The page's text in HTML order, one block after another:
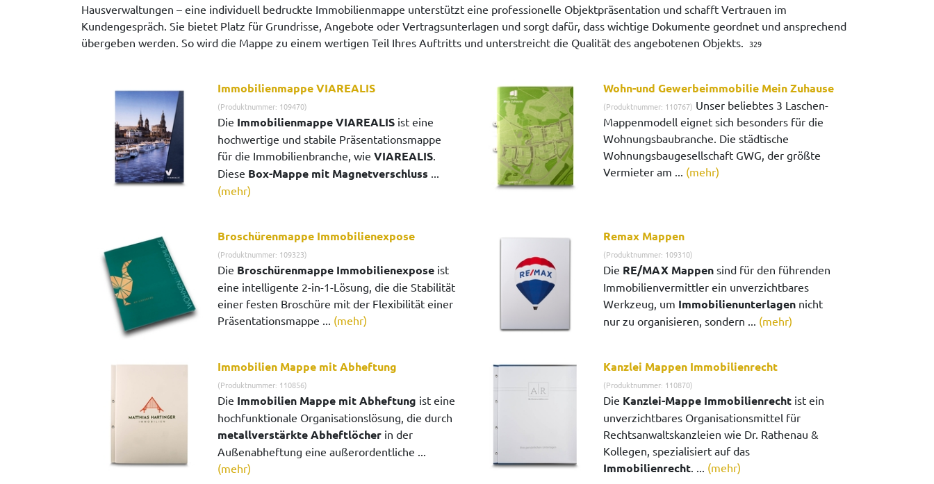
Hausverwaltungen – eine individuell bedruckte Immobilienmappe unterstützt eine professionelle Objektpräsentation und schafft Vertrauen im
Kundengespräch. Sie bietet Platz für Grundrisse, Angebote oder Vertragsunterlagen und sorgt dafür, dass wichtige Dokumente geordnet und ansprechend
übergeben werden. So wird die Mappe zu einem wertigen Teil Ihres Auftritts und unterstreicht die Qualität des angebotenen Objekts.
329
Immobilienmappe VIAREALIS
(Produktnummer: 109470)
Die Immobilienmappe VIAREALISist eine
hochwertige und stabile Präsentationsmappe
für die Immobilienbranche, wie VIAREALIS.
Diese Box-Mappe mit Magnetverschluss
(mehr)
Wohn-und Gewerbeimmobilie Mein Zuhause
(Produktnummer: 110767) Unser beliebtes 3 Laschen-
Mappenmodell eignet sich besonders für die
Wohnungsbaubranche. Die städtische
Wohnungsbaugesellschaft GWG, der größte
Vermieter am ... (mehr)
Broschürenmappe Immobilienexpose
(Produktnummer: 109323)
Die Broschürenmappe Immobilienexposeist
eine intelligente 2-in-1-Lösung, die die Stabilität
einer festen Broschüre mit der Flexibilität einer
Präsentationsmappe ... (mehr)
Remax Mappen
(Produktnummer: 109310)
Die RE/MAX Mappensind für den führenden
Immobilienvermittler ein unverzichtbares
Werkzeug, um Immobilienunterlagennicht
nur zu organisieren, sondern ... (mehr)
Immobilien Mappe mit Abheftung
(Produktnummer: 110856)
Die Immobilien Mappe mit Abheftung ist eine
hochfunktionale Organisationslösung, die durch
metallverstärkte Abheftlöcherin der
Außenabheftung eine außerordentliche ...
(mehr)
Kanzlei Mappen Immobilienrecht
(Produktnummer: 110870)
Die Kanzlei-Mappe Immobilienrechtist ein
unverzichtbares Organisationsmittel für
Rechtsanwaltskanzleien wie Dr. Rathenau &
Kollegen, spezialisiert auf das
Immobilienrecht. ... (mehr)